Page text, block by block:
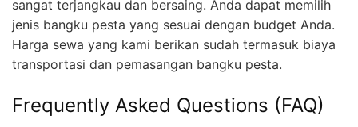
sangat terjangkau dan bersaing. Anda dapat memilih
jenis bangku pesta yang sesuai dengan budget Anda.
Harga sewa yang kami berikan sudah termasuk biaya
transportasi dan pemasangan bangku pesta.
Frequently Asked Questions (FAQ)